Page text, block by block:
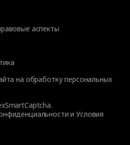
аспекты
на обработку персональных
иУсловия